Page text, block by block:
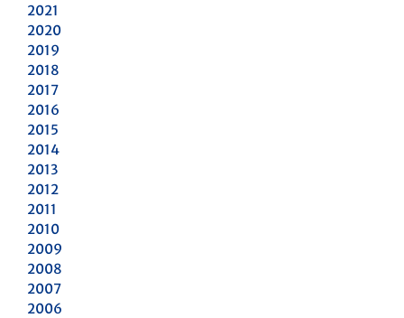
2021
2020
2019
2018
2017
2016
2015
2014
2013
2012
2011
2010
2009
2008
2007
2006